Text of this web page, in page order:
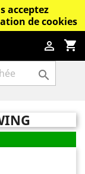
acceptez
de cookies
shopping_cart

